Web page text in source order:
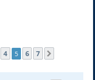
4 5 6 7